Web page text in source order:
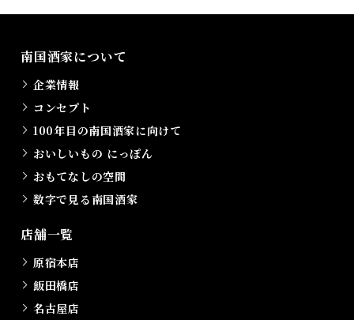
南国酒家について
企業情報
コンセプト
100年目の南国酒家に向けて
おいしいもの にっぽん
おもてなしの空間
数字で見る南国酒家
店舗一覧
原宿本店
飯田橋店
名古屋店